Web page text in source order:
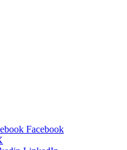
Facebook